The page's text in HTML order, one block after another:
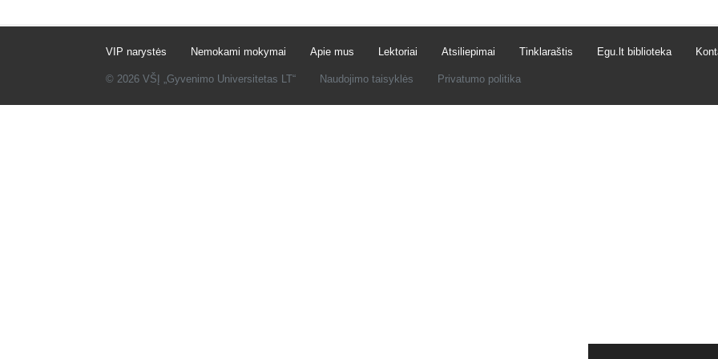
VIP narystės Nemokami mokymai Apie mus Lektoriai Atsiliepimai Tinklaraštis Egu.lt biblioteka
© 2026 VŠĮ „Gyvenimo Universitetas LT“ Naudojimo taisyklės Privatumo politika